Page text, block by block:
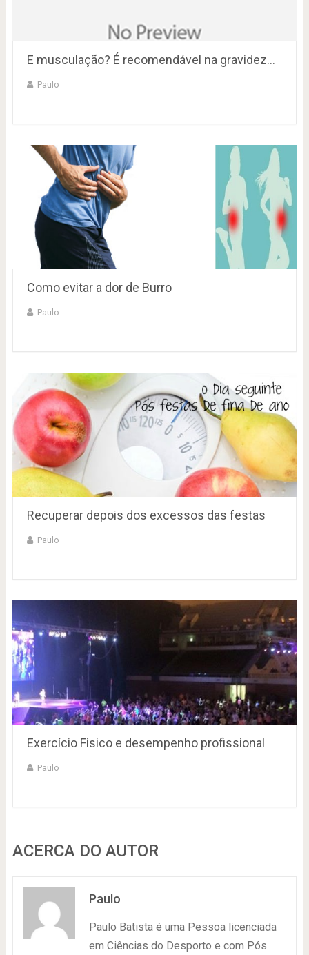
E musculação? É recomendável na gravidez…
Paulo
Como evitar a dor de Burro
Paulo
Recuperar depois dos excessos das festas
Paulo
Exercício Fisico e desempenho profissional
Paulo
ACERCA DO AUTOR
Paulo
Paulo Batista é uma Pessoa licenciada
em Ciências do Desporto e com Pós